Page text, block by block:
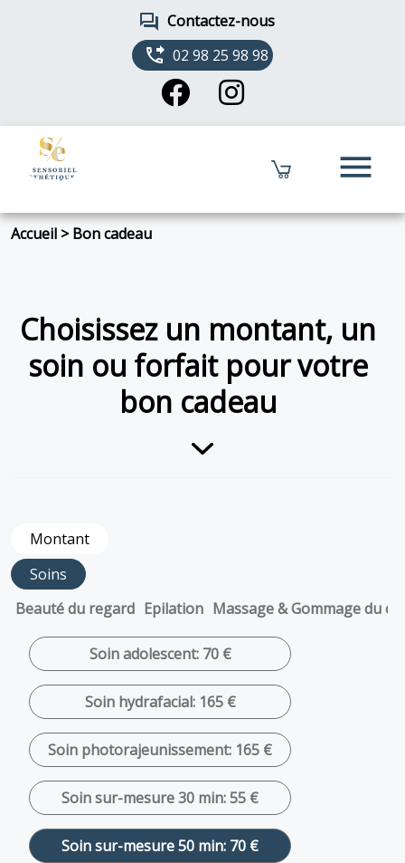
forum Contactez-nous
phone_forwarded 02 98 25 98 98
menu
Accueil >Bon cadeau
Choisissez un montant, un
soin ou forfait pour votre
bon cadeau
Montant
Soins
Beauté du regard Epilation Massage & Gommage du
Soin adolescent: 70 €
Soin hydrafacial: 165 €
Soin photorajeunissement: 165 €
Soin sur-mesure 30 min: 55 €
Soin sur-mesure 50 min: 70 €